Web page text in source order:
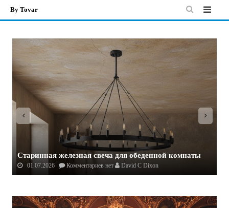
Skip
content
By Tovar
Старинная железная свеча для обеденной комнаты
01.07.2026 Комментариев нет David C Dixon